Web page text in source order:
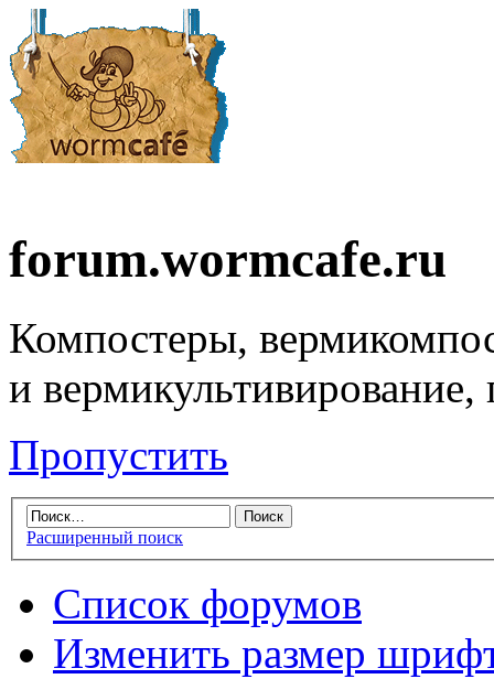
forum.wormcafe.ru
Компостеры,
и
Пропустить
Расширенный поиск
Список форумов
Изменить размер